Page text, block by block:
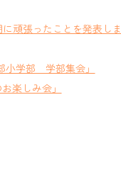
頑張ったことを発表しま
小学部 学部集会」
楽しみ会」